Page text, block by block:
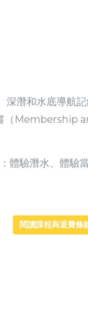
潛和水底導航記
（
體驗潛水、體
閱讀課程與退費條